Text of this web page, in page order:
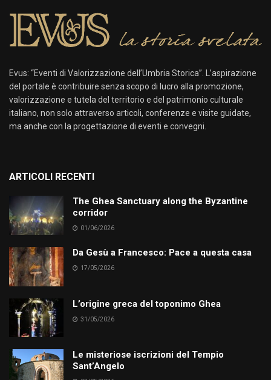
Evus: “Eventi di Valorizzazione dell’Umbria Storica”. L’aspirazione
del portale è contribuire senza scopo di lucro alla promozione,
valorizzazione e tutela del territorio e del patrimonio culturale
italiano, non solo attraverso articoli, conferenze e visite guidate,
ma anche con la progettazione di eventi e convegni.
ARTICOLI RECENTI
The Ghea Sanctuary along the Byzantine
corridor
01/06/2026
Da Gesù a Francesco: Pace a questa casa
17/05/2026
L’origine greca del toponimo Ghea
31/05/2026
Le misteriose iscrizioni del Tempio
Sant’Angelo